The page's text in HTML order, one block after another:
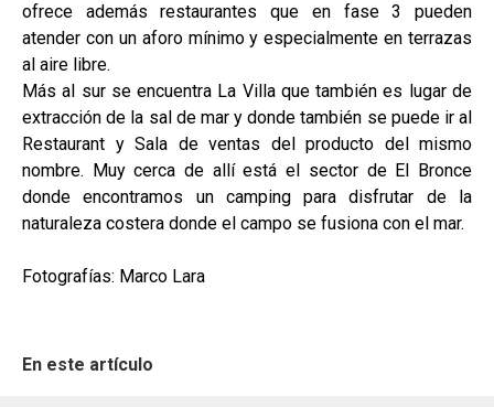
ofrece además restaurantes que en fase 3 pueden
atender con un aforo mínimo y especialmente en terrazas
al aire libre.
Más al sur se encuentra La Villa que también es lugar de
extracción de la sal de mar y donde también se puede ir al
Restaurant y Sala de ventas del producto del mismo
nombre. Muy cerca de allí está el sector de El Bronce
donde encontramos un camping para disfrutar de la
naturaleza costera donde el campo se fusiona con el mar.
Fotografías: Marco Lara
En este artículo